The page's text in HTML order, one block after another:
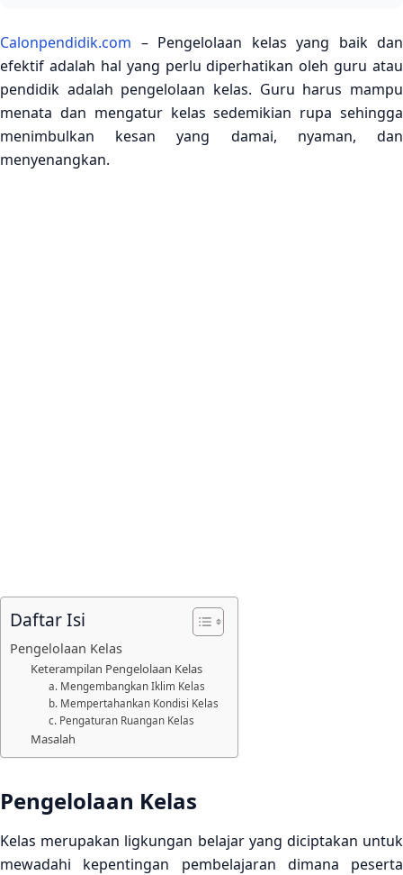
Pengelolaan Kelas
Keterampilan Pengelolaan Kelas
Masalah
Calonpendidik.com – Pengelolaan kelas yang baik dan
efektif adalah hal yang perlu diperhatikan oleh guru atau
pendidik adalah pengelolaan kelas. Guru harus mampu
menata dan mengatur kelas sedemikian rupa sehingga
menimbulkan kesan yang damai, nyaman, dan
menyenangkan.
Daftar Isi
Pengelolaan Kelas
Keterampilan Pengelolaan Kelas
a. Mengembangkan Iklim Kelas
b. Mempertahankan Kondisi Kelas
c. Pengaturan Ruangan Kelas
Masalah
Pengelolaan Kelas
Kelas merupakan ligkungan belajar yang diciptakan untuk
mewadahi kepentingan pembelajaran dimana peserta